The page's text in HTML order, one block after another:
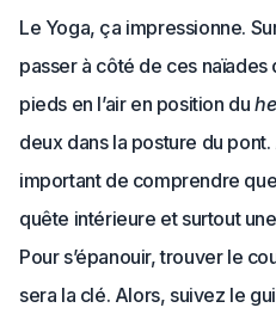
Le Yoga, ça impressionne.
passer à côté de ces
pieds en l’air en position du
deux dans la posture du pont.
important de comprendre
quête intérieure et surtout
Pour s’épanouir, trouver le
sera la clé. Alors, suivez le